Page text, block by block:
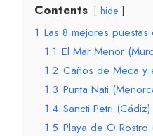
Contents hide
1 Las 8 mejores
1.1 El Mar Menor
1.2 Caños de Meca y
1.3 Punta Nati
1.4 Sancti Petri (Cádiz)
1.5 Playa de O Rostro